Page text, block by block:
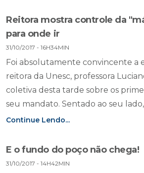
Reitora mostra controle da
para onde ir
31/10/2017 - 16H34MIN
Foi absolutamente convincente a
reitora da Unesc, professora
coletiva desta tarde sobre os
seu mandato. Sentado ao seu
Continue Lendo...
E o fundo do poço não chega!
31/10/2017 - 14H42MIN